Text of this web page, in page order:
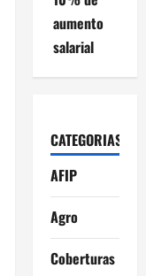
aumento
salarial
CATEGORIAS
AFIP
Agro
Coberturas